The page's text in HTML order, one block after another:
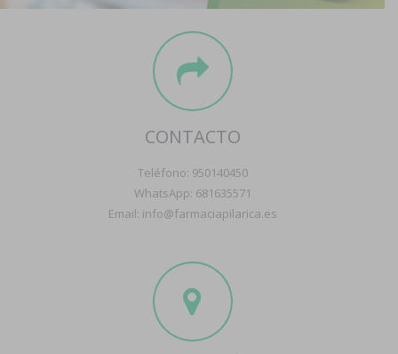
Boletín
CONTACTO
Teléfono: 950140450
WhatsApp: 681635571
Email: info@farmaciapilarica.es